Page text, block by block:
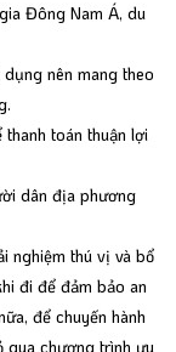
Đông Nam Á, du
nên mang theo
toán thuận lợi
dân địa phương
nghiệm thú vị và bổ
đi để đảm bảo an
để chuyến hành
qua chương trình ưu